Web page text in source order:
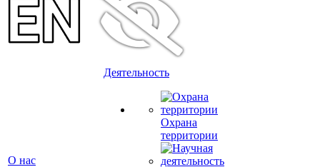
О нас
Деятельность
Охрана
территории